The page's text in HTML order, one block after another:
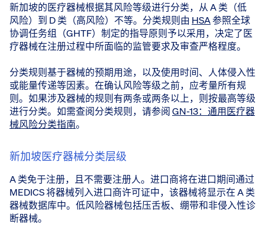
新加坡的医疗器械根据其风险等级进行分类，从 A 类（低
风险）到 D 类（高风险）不等。分类规则由 HSA参照全球
协调任务组（GHTF）制定的指导原则予以采用，决定了医
疗器械在注册过程中所面临的监管要求及审查严格程度。
分类规则基于器械的预期用途，以及使用时间、人体侵入性
或能量传递等因素。在确认风险等级之前，应考量所有规
则。如果涉及器械的规则有两条或两条以上，则按最高等级
进行分类。如需查阅分类规则，请参阅GN-13：通用医疗器
械风险分类指南。
新加坡医疗器械分类层级
A 类免于注册，且不需要注册人。进口商将在进口期间通过
MEDICS 将器械列入进口商许可证中，该器械将显示在 A 类
器械数据库中。低风险器械包括压舌板、绷带和非侵入性诊
断器械。